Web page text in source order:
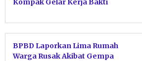
Kompak Gelar Kerja Bakti
BPBD Laporkan Lima Rumah
Warga Rusak Akibat Gempa